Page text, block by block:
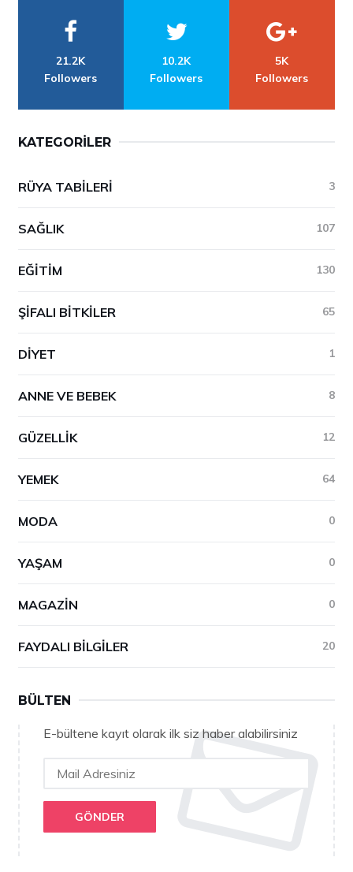
21.2K
Followers
10.2K
Followers
5K
Followers
KATEGORILER
RÜYA TABILERI 3
SAĞLIK 107
EĞITIM 130
ŞIFALI BITKILER 65
DIYET 1
ANNE VE BEBEK 8
GÜZELLIK 12
YEMEK 64
MODA 0
YAŞAM 0
MAGAZIN 0
FAYDALI BILGILER 20
BÜLTEN
E-bültene kayıt olarak ilk siz haber alabilirsiniz
GÖNDER